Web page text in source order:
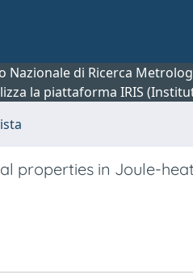
Nazionale di Ricerca
la piattaforma IRIS
properties in Joule-